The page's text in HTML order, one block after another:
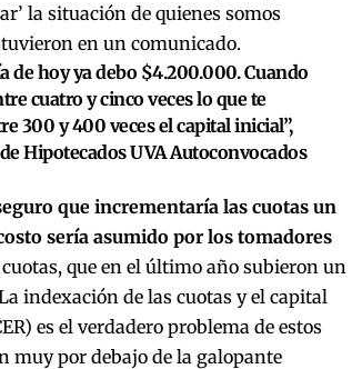
la situación de quienes somos
en un comunicado.
de hoy ya debo $4.200.000. Cuando
cuatro y cinco veces lo que te
300 y 400 veces el capital inicial”,
Hipotecados UVA Autoconvocados
que incrementaría las cuotas un
sería asumido por los tomadores
que en el último año subieron un
indexación de las cuotas y el capital
es el verdadero problema de estos
muy por debajo de la galopante